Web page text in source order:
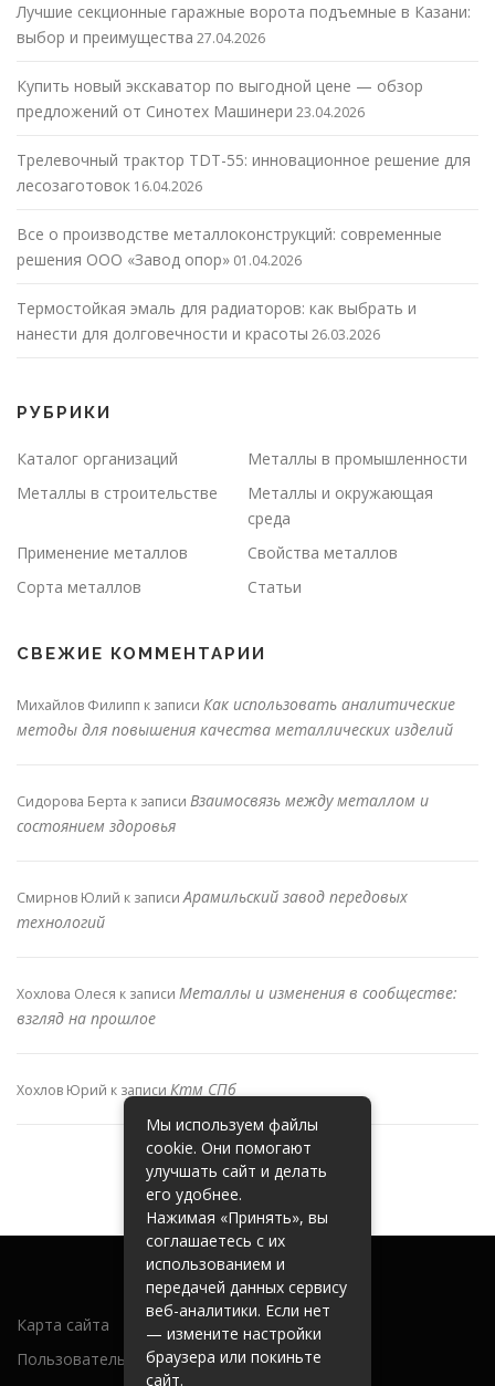
Лучшие секционные гаражные ворота подъемные в Казани:
выбор и преимущества 27.04.2026
Купить новый экскаватор по выгодной цене — обзор
предложений от Синотех Машинери 23.04.2026
Трелевочный трактор TDT-55: инновационное решение для
лесозаготовок 16.04.2026
Все о производстве металлоконструкций: современные
решения ООО «Завод опор» 01.04.2026
Термостойкая эмаль для радиаторов: как выбрать и
нанести для долговечности и красоты 26.03.2026
РУБРИКИ
Каталог организаций
Металлы в промышленности
Металлы в строительстве
Металлы и окружающая
среда
Применение металлов
Свойства металлов
Сорта металлов
Статьи
СВЕЖИЕ КОММЕНТАРИИ
Михайлов Филипп к записи Как использовать аналитические
методы для повышения качества металлических изделий
Сидорова Берта к записи Взаимосвязь между металлом и
состоянием здоровья
Смирнов Юлий к записиАрамильский завод передовых
технологий
Хохлова Олеся к записи Металлы и изменения в сообществе:
взгляд на прошлое
Хохлов Юрий к записи Ктм СПб
Карта сайта
Пользовательское соглашение
Мы используем файлы
cookie. Они помогают
улучшать сайт и делать
его удобнее.
Нажимая «Принять», вы
соглашаетесь с их
использованием и
передачей данных сервису
веб-аналитики. Если нет
— измените настройки
браузера или покиньте
сайт.